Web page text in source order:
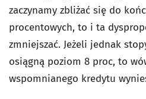
zaczynamy zbliżać się do
procentowych, to i ta
zmniejszać. Jeżeli jednak
osiągną poziom 8 proc, to
wspomnianego kredytu